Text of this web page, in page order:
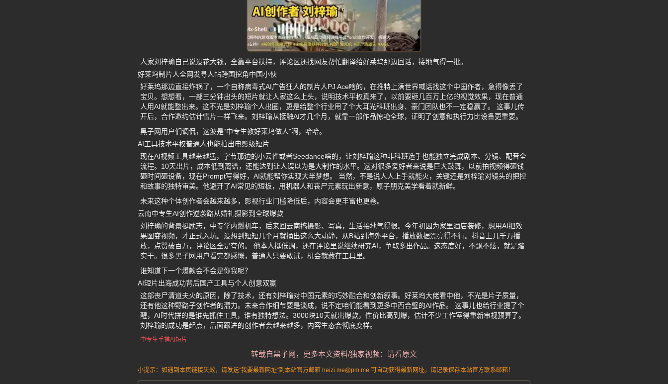
人家刘梓瑜自己说没花大钱，全靠平台扶持，评论区还找网友帮忙翻译给好莱坞那边回话，接地气得一批。
好莱坞制片人全网发寻人帖跨国挖角中国小伙
好莱坞那边直接炸锅了，一个自称病毒式AI广告狂人的制片人PJ Ace啥的，在推特上满世界喊话找这个中国作者，急得像丢了
宝贝。想想看，一部三分钟出头的短片就让人家这么上头，说明技术平权真来了，以前要砸几百万上亿的视觉效果，现在普通
人用AI就能整出来。这不光是刘梓瑜个人出圈，更是给整个行业甩了个大耳光科班出身、豪门团队也不一定稳赢了。 这事儿传
开后，合作邀约估计雪片一样飞来。刘梓瑜从接触AI才几个月，就靠一部作品惊艳全球，证明了创意和执行力比设备更重要。
黑子网用户们调侃，这波是“中专生教好莱坞做人”啊，哈哈。
AI工具技术平权普通人也能拍出电影级短片
现在AI视频工具越来越猛，字节那边的小云雀或者Seedance啥的，让刘梓瑜这种非科班选手也能独立完成剧本、分镜、配音全
流程。10天出片，成本低到离谱，还能达到让人误以为是大制作的水平。这对很多爱好者来说是巨大鼓舞，以前拍视频得砸钱
砸时间砸设备，现在Prompt写得好，AI就能帮你实现大半梦想。 当然，不是说人人上手就能火，关键还是刘梓瑜对镜头的把控
和故事的独特审美。他避开了AI常见的短板，用机器人和丧尸元素玩出新意，原子朋克美学看着就新鲜。
未来这种个体创作者会越来越多，影视行业门槛降低后，内容会更丰富也更卷。
云南中专生AI创作逆袭路从婚礼摄影到全球爆款
刘梓瑜的背景挺励志，中专学内燃机车，后来回云南搞摄影、写真，生活接地气得很。今年初因为家里酒店装修，想用AI把效
果图变视频，才正式入坑。没想到短短几个月就捅出这么大动静，从B站到海外平台，播放数据漂亮得不行。抖音上几千万播
放，点赞破百万，评论区全是夸的。 他本人挺低调，还在评论里说继续研究AI，争取多出作品。这态度好，不飘不炫，就是踏
实干。很多黑子网用户看完都感慨，普通人只要敢试，机会就藏在工具里。
谁知道下一个爆款会不会是你我呢？
AI短片出海成功背后国产工具与个人创意双赢
这部丧尸清道夫火的原因，除了技术，还有刘梓瑜对中国元素的巧妙融合和创新叙事。好莱坞大佬看中他，不光是片子质量，
还有他这种野路子创作者的潜力。未来合作细节要是谈成，说不定咱们能看到更多中西合璧的AI作品。 这事儿也给行业提了个
醒，AI时代拼的是谁先抓住工具，谁有独特想法。3000块10天就出爆款，性价比高到爆，估计不少工作室得重新审视预算了。
刘梓瑜的成功是起点，后面跟进的创作者会越来越多，内容生态会彻底变样。
中专生手搓AI短片
转载自黑子网，更多本文资料/独家视频：请看原文
小提示：如遇到本页链接失效，请发送“我要最新网址”到本站官方邮箱 heizi.me@pm.me 可自动获得最新网址。请记录保存本站官方联系邮箱！